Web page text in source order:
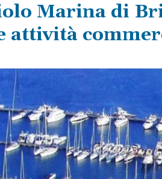
Marina di
attività